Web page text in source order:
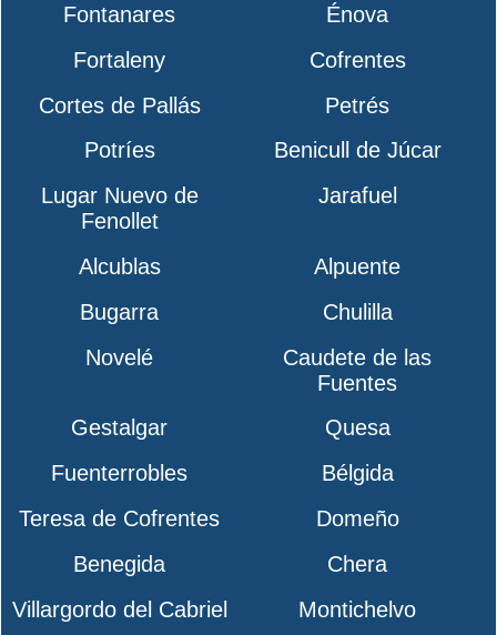
Fontanares
Énova
Fortaleny
Cofrentes
Cortes de Pallás
Petrés
Potríes
Benicull de Júcar
Lugar Nuevo de
Fenollet
Jarafuel
Alcublas
Alpuente
Bugarra
Chulilla
Novelé
Caudete de las
Fuentes
Gestalgar
Quesa
Fuenterrobles
Bélgida
Teresa de Cofrentes
Domeño
Benegida
Chera
Villargordo del Cabriel
Montichelvo